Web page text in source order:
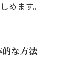
めます。
な方法